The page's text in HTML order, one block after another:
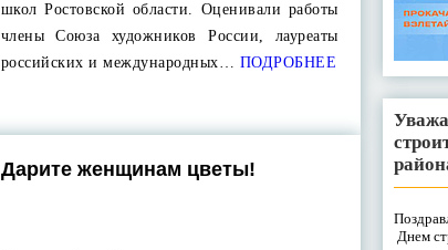
школ Ростовской области. Оценивали работы
члены Союза художников России, лауреаты
российских и международных… ПОДРОБНЕЕ
Дарите женщинам цветы!
Днем